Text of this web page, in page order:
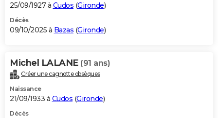
GUIDES D'ACHAT
BONS PLANS
Carte de Noël
Carte Bonne année
Carte Saint-Valentin
Carte Pâques
Carte d'anniversaire
DICTIONNAIRE
Dictionnaire
Biographies
Citations
Expressions
Proverbes
PROGRAMME TV
25/09/1927 à Cudos (Gironde)
Décès
09/10/2025 à Bazas (Gironde)
Michel LALANE (91 ans)
Créer une cagnotte obsèques
Naissance
21/09/1933 à Cudos (Gironde)
Décès